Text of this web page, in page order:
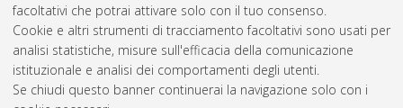
facoltativi che potrai attivare solo con il tuo consenso.
Cookie e altri strumenti di tracciamento facoltativi sono usati per
analisi statistiche, misure sull'efficacia della comunicazione
istituzionale e analisi dei comportamenti degli utenti.
Se chiudi questo banner continuerai la navigazione solo con i
Altri metadati
Gestione del documento: